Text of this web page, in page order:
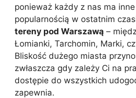
ponieważ każdy z nas ma
popularnością w ostatnim
tereny pod Warszawą –
Łomianki, Tarchomin, Marki,
Bliskość dużego miasta
zwłaszcza gdy zależy Ci na
dostępie do wszystkich
zapewnia.